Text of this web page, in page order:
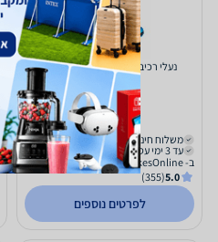
‏נעלי רכיבה Shimano (XC9) MTB
1,367
₪
משלוח חינם
עד 3 ימי עסקים
ב- BikesOnline
5.0
(355)
לפרטים נוספים